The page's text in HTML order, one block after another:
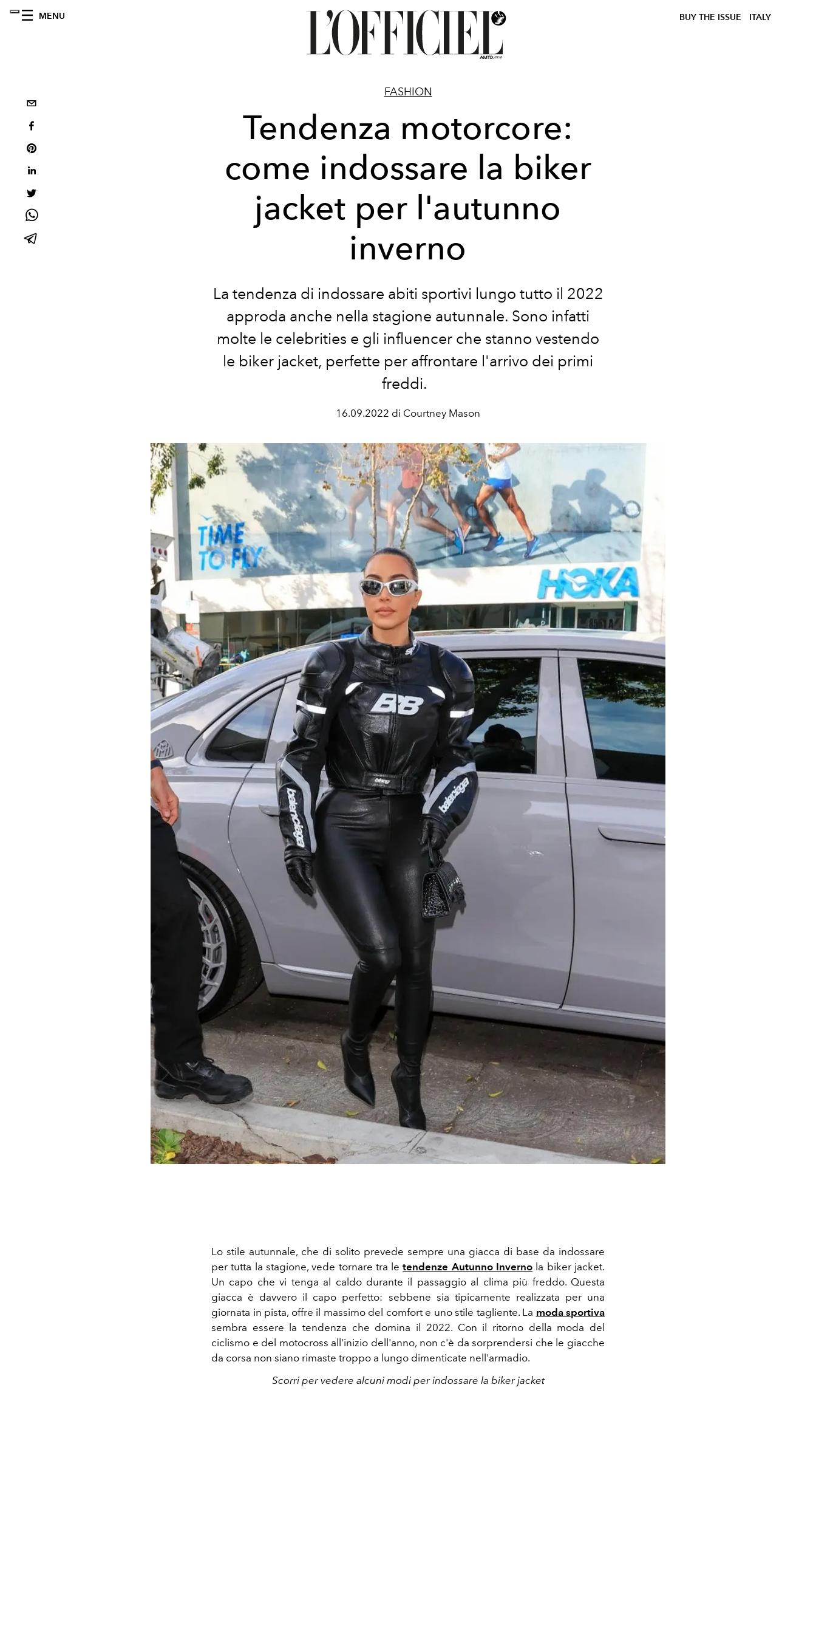
MENU BUY THE ISSUE ITALY
FASHION
Tendenza motorcore:
come indossare la biker
jacket per l'autunno
inverno
La tendenza di indossare abiti sportivi lungo tutto il 2022
approda anche nella stagione autunnale. Sono infatti
molte le celebrities e gli influencer che stanno vestendo
le biker jacket, perfette per affrontare l'arrivo dei primi
freddi.
16.09.2022 di Courtney Mason
Lo stile autunnale, che di solito prevede sempre una giacca di base da indossare
per tutta la stagione, vede tornare tra letendenze Autunno Inverno la biker jacket.
Un capo che vi tenga al caldo durante il passaggio al clima più freddo. Questa
giacca è davvero il capo perfetto: sebbene sia tipicamente realizzata per una
giornata in pista, offre il massimo del comfort e uno stile tagliente. La moda sportiva
sembra essere la tendenza che domina il 2022. Con il ritorno della moda del
ciclismo e del motocross all'inizio dell'anno, non c'è da sorprendersi che le giacche
da corsa non siano rimaste troppo a lungo dimenticate nell'armadio.
Scorri per vedere alcuni modi per indossare la biker jacket